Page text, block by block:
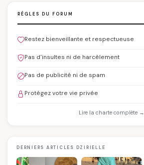
RÈGLES DU FORUM
Restez bienveillante et respectueuse
Pas d'insultes ni de harcèlement
Pas de publicité ni de spam
Protégez votre vie privée
Lire la charte complète →
DERNIERS ARTICLES DZIRIELLE